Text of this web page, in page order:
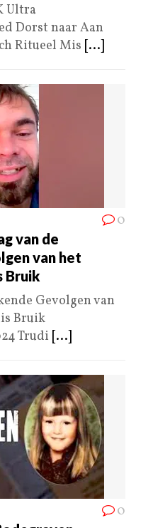
Ultra
Dorst naar Aan
Ritueel Mis [...]
0
van de
van het
Bruik
Gevolgen van
Bruik
Trudi [...]
0